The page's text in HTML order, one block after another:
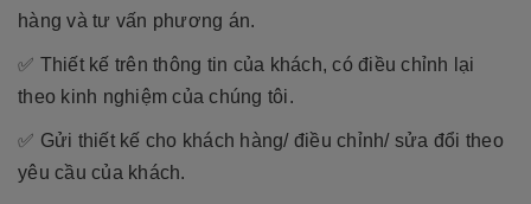
hàng và tư vấn phương án.
✅ Thiết kế trên thông tin của khách, có điều chỉnh lại
theo kinh nghiệm của chúng tôi.
✅ Gửi thiết kế cho khách hàng/ điều chỉnh/ sửa đổi theo
yêu cầu của khách.